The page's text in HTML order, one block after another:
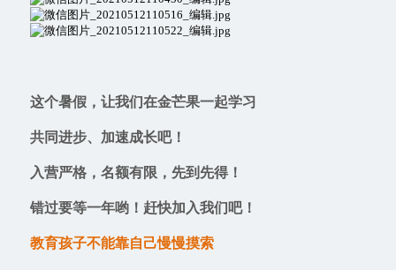
这个暑假，让我们在金芒果一起学习
共同进步、加速成长吧！
入营严格，名额有限，先到先得！
错过要等一年哟！赶快加入我们吧！
教育孩子不能靠自己慢慢摸索